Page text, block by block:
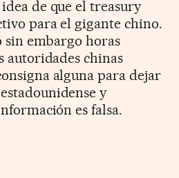
de que el treasury
para el gigante chino.
sin embargo horas
autoridades chinas
alguna para dejar
y
es falsa.